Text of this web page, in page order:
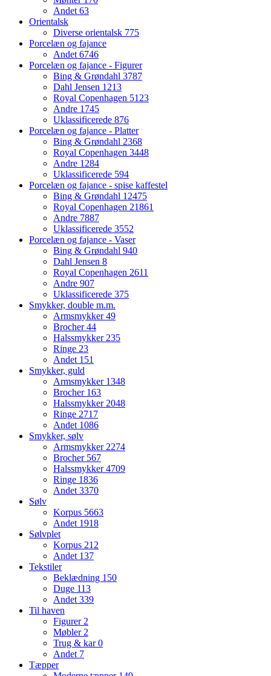
Andet 63
Orientalsk
Diverse orientalsk 775
Porcelæn og fajance
Andet 6746
Porcelæn og fajance - Figurer
Bing & Grøndahl 3787
Dahl Jensen 1213
Royal Copenhagen 5123
Andre 1745
Uklassificerede 876
Porcelæn og fajance - Platter
Bing & Grøndahl 2368
Royal Copenhagen 3448
Andre 1284
Uklassificerede 594
Porcelæn og fajance - spise kaffestel
Bing & Grøndahl 12475
Royal Copenhagen 21861
Andre 7887
Uklassificerede 3552
Porcelæn og fajance - Vaser
Bing & Grøndahl 940
Dahl Jensen 8
Royal Copenhagen 2611
Andre 907
Uklassificerede 375
Smykker, double m.m.
Armsmykker49
Brocher44
Halssmykker 235
Ringe 23
Andet 151
Smykker, guld
Armsmykker 1348
Brocher 163
Halssmykker 2048
Ringe 2717
Andet 1086
Smykker, sølv
Armsmykker 2274
Brocher 567
Halssmykker4709
Ringe 1836
Andet 3370
Sølv
Korpus 5663
Andet 1918
Sølvplet
Korpus 212
Andet 137
Tekstiler
Beklædning 150
Duge 113
Andet 339
Til haven
Figurer 2
Møbler 2
Trug & kar0
Andet 7
Tæpper